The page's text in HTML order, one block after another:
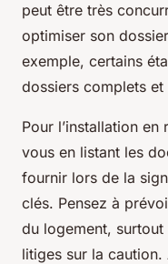
peut être très
optimiser son
exemple, certains
dossiers complets et
Pour l’installation
vous en listant les
fournir lors de la
clés. Pensez à
du logement,
litiges sur la